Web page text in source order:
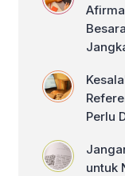
Perlu
untuk